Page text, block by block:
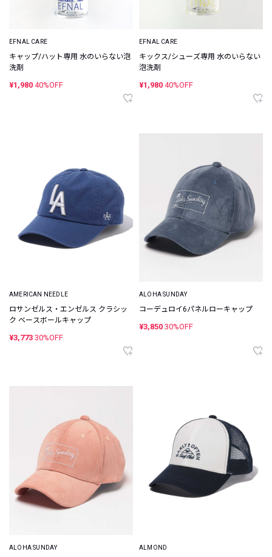
EFNAL CARE
キャップ/ハット専用 水のいらない泡
洗剤
¥1,980 40%OFF
EFNAL CARE
キックス/シューズ専用 水のいらない
泡洗剤
¥1,980 40%OFF
AMERICAN NEEDLE
ロサンゼルス・エンゼルス クラシッ
ク ベースボールキャップ
¥3,773 30%OFF
ALOHA SUNDAY
コーデュロイ6パネルローキャップ
¥3,850 30%OFF
ALOHA SUNDAY ALMOND